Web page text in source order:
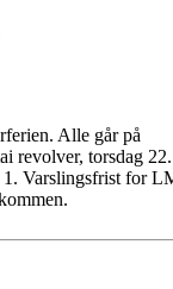
Alle går på
revolver, torsdag 22.
Varslingsfrist for